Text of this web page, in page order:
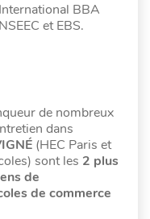
BBA
et EBS.
de nombreux
dans
(HEC Paris et
sont les 2 plus
de
de commerce